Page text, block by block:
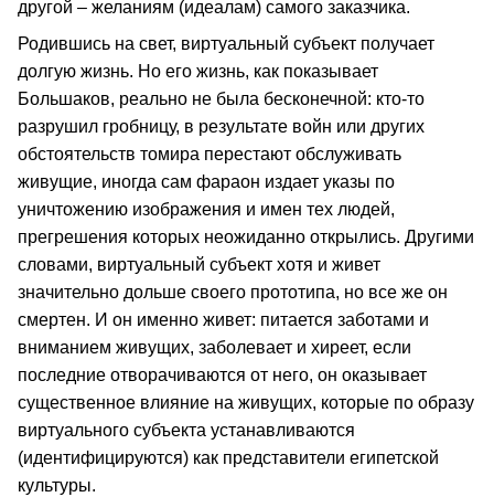
другой – желаниям (идеалам) самого заказчика.
Родившись на свет, виртуальный субъект получает
долгую жизнь. Но его жизнь, как показывает
Большаков, реально не была бесконечной: кто-то
разрушил гробницу, в результате войн или других
обстоятельств томира перестают обслуживать
живущие, иногда сам фараон издает указы по
уничтожению изображения и имен тех людей,
прегрешения которых неожиданно открылись. Другими
словами, виртуальный субъект хотя и живет
значительно дольше своего прототипа, но все же он
смертен. И он именно живет: питается заботами и
вниманием живущих, заболевает и хиреет, если
последние отворачиваются от него, он оказывает
существенное влияние на живущих, которые по образу
виртуального субъекта устанавливаются
(идентифицируются) как представители египетской
культуры.